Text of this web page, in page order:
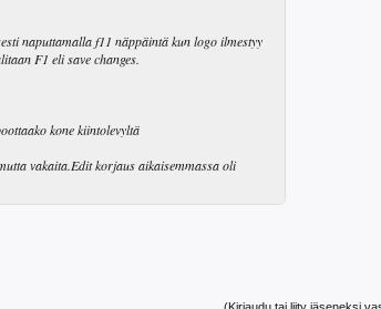
naputtamalla f11 näppäintä kun logo ilmestyy
F1 eli save changes.
kone kiintolevyltä
vakaita.Edit korjaus aikaisemmassa oli